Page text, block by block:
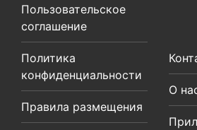
Пользовательское
соглашение
Политика
конфиденциальности
Правила размещения
О